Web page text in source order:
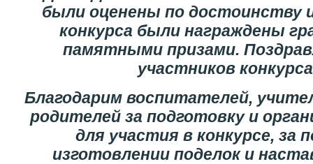
были оценены по достоинству
конкурса были награждены
памятными призами.
участников
Благодарим воспитателей,
родителей за подготовку и
для участия в конкурсе, за
изготовлении поделок и